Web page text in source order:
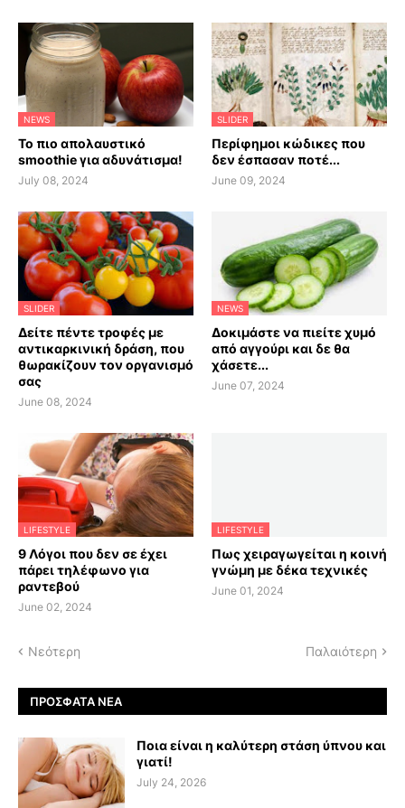
NEWS
Το πιο απολαυστικό
smoothie για αδυνάτισμα!
July 08, 2024
SLIDER
Περίφημοι κώδικες που
δεν έσπασαν ποτέ...
June 09, 2024
SLIDER
Δείτε πέντε τροφές με
αντικαρκινική δράση, που
θωρακίζουν τον οργανισμό
σας
June 08, 2024
NEWS
Δοκιμάστε να πιείτε χυμό
από αγγούρι και δε θα
χάσετε...
June 07, 2024
LIFESTYLE
9 Λόγοι που δεν σε έχει
πάρει τηλέφωνο για
ραντεβού
June 02, 2024
LIFESTYLE
Πως χειραγωγείται η κοινή
γνώμη με δέκα τεχνικές
June 01, 2024
Νεότερη Παλαιότερη
ΠΡΌΣΦΑΤΑ ΝΈΑ
Ποια είναι η καλύτερη στάση ύπνου και
γιατί!
July 24, 2026